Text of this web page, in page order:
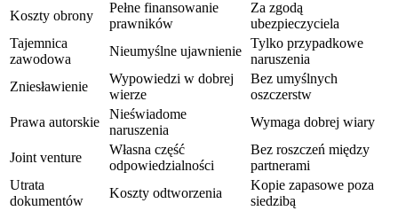
Koszty obrony
Pełne finansowanie
prawników
Za zgodą
ubezpieczyciela
Tajemnica
zawodowa
Nieumyślne ujawnienie
Tylko przypadkowe
naruszenia
Zniesławienie
Wypowiedzi w dobrej
wierze
Bez umyślnych
oszczerstw
Prawa autorskie
Nieświadome
naruszenia
Wymaga dobrej wiary
Joint venture
Własna część
odpowiedzialności
Bez roszczeń między
partnerami
Utrata
dokumentów
Koszty odtworzenia
Kopie zapasowe poza
siedzibą